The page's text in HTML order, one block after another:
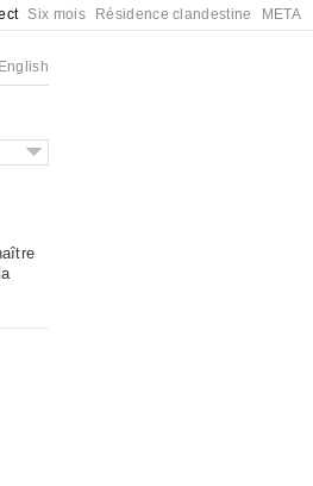
Six mois Résidence clandestine META
English